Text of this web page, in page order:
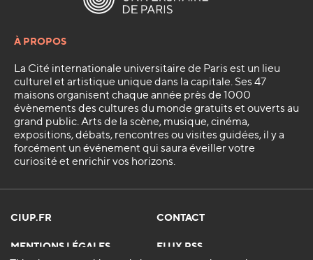
À PROPOS
La Cité internationale universitaire de Paris est un lieu
culturel et artistique unique dans la capitale. Ses 47
maisons organisent chaque année près de 1000
évènements des cultures du monde gratuits et ouverts au
grand public. Arts de la scène, musique, cinéma,
expositions, débats, rencontres ou visites guidées, il y a
forcément un événement qui saura éveiller votre
curiosité et enrichir vos horizons.
CIUP.FR CONTACT
MENTIONS LÉGALES FLUX RSS